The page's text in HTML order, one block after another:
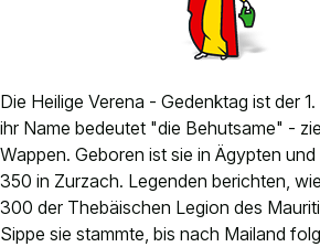
Die Heilige Verena - Gedenktag ist der
ihr Name bedeutet "die Behutsame" -
Wappen. Geboren ist sie in Ägypten und
350 in Zurzach. Legenden berichten,
300 der Thebäischen Legion des
Sippe sie stammte, bis nach Mailand